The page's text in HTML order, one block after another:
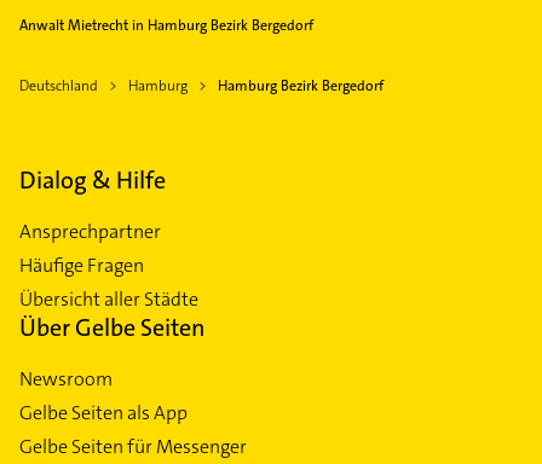
Anwalt Mietrecht in Hamburg Bezirk Bergedorf
Deutschland Hamburg Hamburg Bezirk Bergedorf
Dialog & Hilfe
Ansprechpartner
Häufige Fragen
Übersicht aller Städte
Über Gelbe Seiten
Newsroom
Gelbe Seiten als App
Gelbe Seiten für Messenger